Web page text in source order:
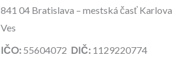
841 04 Bratislava – mestská časť Karlova
Ves
IČO: 55604072 DIČ: 1129220774